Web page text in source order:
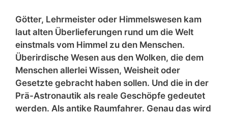
Götter, Lehrmeister oder Himmelswesen kam
laut alten Überlieferungen rund um die Welt
einstmals vom Himmel zu den Menschen.
Überirdische Wesen aus den Wolken, die dem
Menschen allerlei Wissen, Weisheit oder
Gesetzte gebracht haben sollen. Und die in der
Prä-Astronautik als reale Geschöpfe gedeutet
werden. Als antike Raumfahrer. Genau das wird